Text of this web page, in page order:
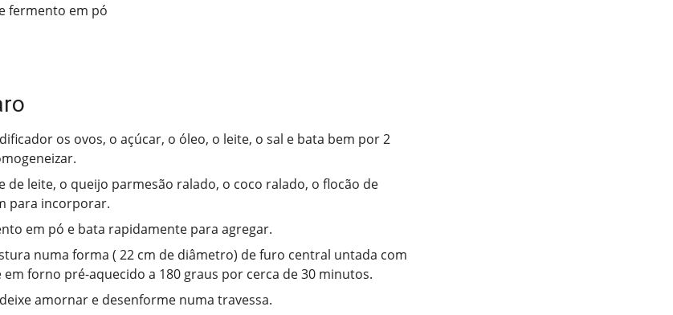
fermento em pó
os ovos, o açúcar, o óleo, o leite, o sal e bata bem por 2
de leite, o queijo parmesão ralado, o coco ralado, o flocão de
para incorporar.
em pó e bata rapidamente para agregar.
numa forma ( 22 cm de diâmetro) de furo central untada com
em forno pré-aquecido a 180 graus por cerca de 30 minutos.
amornar e desenforme numa travessa.